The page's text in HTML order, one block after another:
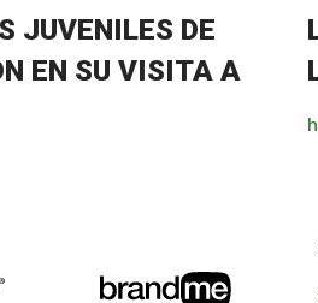
JUVENILES DE
EN SU VISITA A